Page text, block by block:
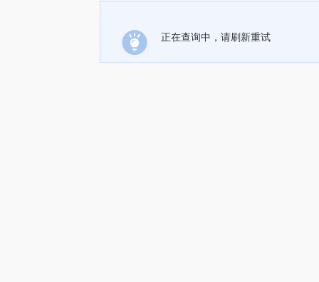
正在查询中，请刷新重试